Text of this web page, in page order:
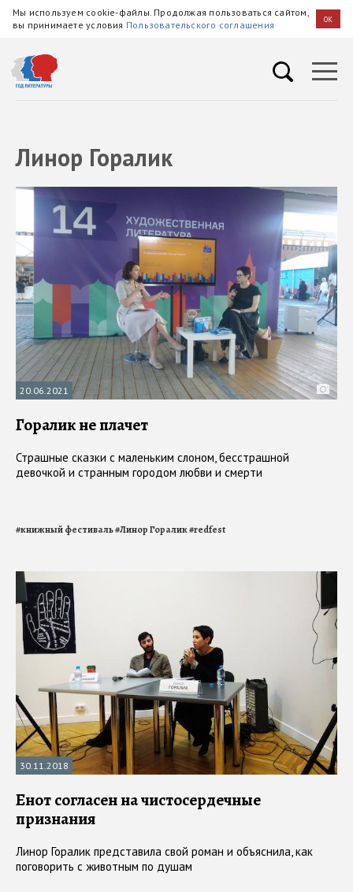
Мы используем cookie-файлы. Продолжая пользоваться сайтом,
вы принимаете условия Пользовательского соглашения OK
Линор Горалик
20.06.2021
Горалик не плачет
Страшные сказки с маленьким слоном, бесстрашной
девочкой и странным городом любви и смерти
#книжный фестиваль#Линор Горалик#redfest
30.11.2018
Енот согласен на чистосердечные
признания
Линор Горалик представила свой роман и объяснила, как
поговорить с животным по душам